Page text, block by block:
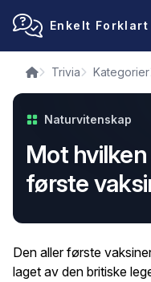
Enkelt Forklart
Trivia Kategorier
Naturvitenskap
Mot
første
Den aller første
laget av den britiske